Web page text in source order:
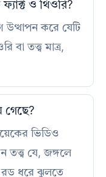
ফ্যাক্ট ও থিওরি?
উত্থাপন করে যেটি
বা তত্ত্ব মাত্র,
গেছে?
ভিডিও
তত্ত্ব যে, জঙ্গলে
রড ধরে ঝুলতে